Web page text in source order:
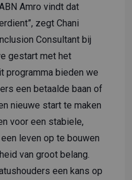
Amro vindt dat
zegt Chani
Consultant bij
gestart met het
programma bieden we
een betaalde baan of
nieuwe start te maken
voor een stabiele,
leven op te bouwen
van groot belang.
een kans op